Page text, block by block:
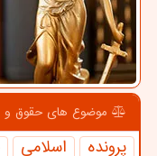
موضوع های حقوق و
پرونده اسلامی